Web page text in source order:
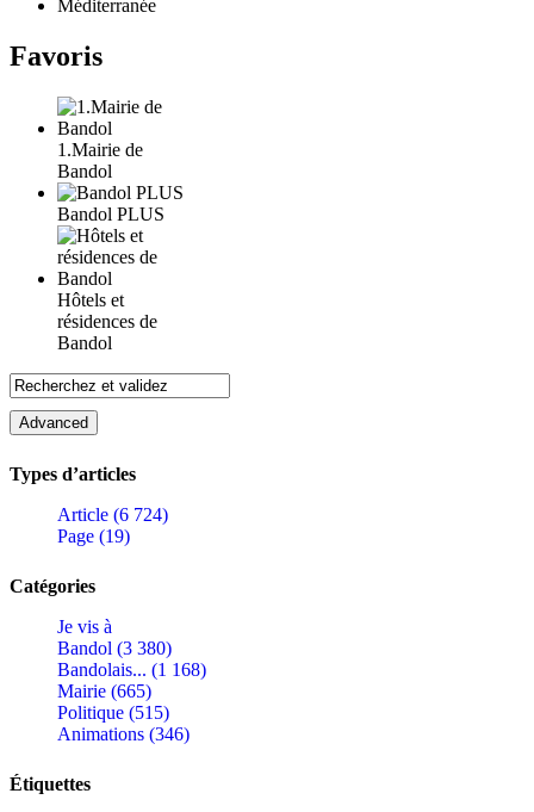
Favoris
1.Mairie de
Bandol
Bandol PLUS
Hôtels et
résidences de
Bandol
Types d’articles
Article (6 724)
Page (19)
Catégories
Je vis à
Bandol (3 380)
Bandolais... (1 168)
Mairie (665)
Politique (515)
Animations (346)
Étiquettes